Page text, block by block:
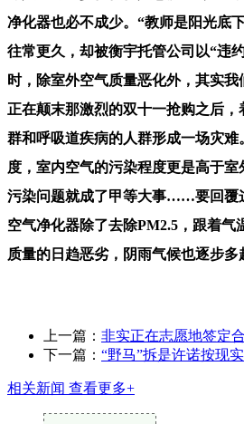
净化器也必不成少。“教师是阳光底
往常更久，却被衡宇托管公司以“违
时，除室外空气质量恶化外，其实我
正在颠末那激烈的双十一抢购之后，
群和呼吸道疾病的人群形成一场灾难
度，室内空气的污染程度更是高于
污染问题就成了甲等大事……要回覆
空气净化器除了去除PM2.5，跟着气
质量的日趋恶劣，阴雨气候也逐步多
上一篇： 非实正在志愿地签定
下一篇： “野马”拆是许诺按现
相关新闻 查看更多+